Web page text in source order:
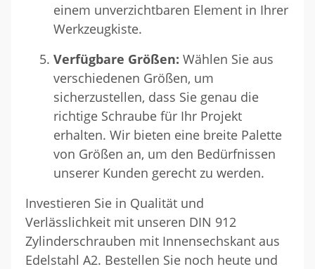
einem unverzichtbaren Element in Ihrer
Werkzeugkiste.
Verfügbare Größen: Wählen Sie aus
verschiedenen Größen, um
sicherzustellen, dass Sie genau die
richtige Schraube für Ihr Projekt
erhalten. Wir bieten eine breite Palette
von Größen an, um den Bedürfnissen
unserer Kunden gerecht zu werden.
Investieren Sie in Qualität und
Verlässlichkeit mit unseren DIN 912
Zylinderschrauben mit Innensechskant aus
Edelstahl A2. Bestellen Sie noch heute und